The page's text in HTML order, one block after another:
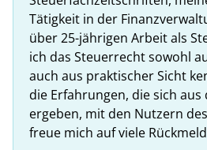
Tätigkeit in der
über 25-jährigen Arbeit als
ich das Steuerrecht sowohl
auch aus praktischer Sicht
die Erfahrungen, die sich
ergeben, mit den Nutzern
freue mich auf viele